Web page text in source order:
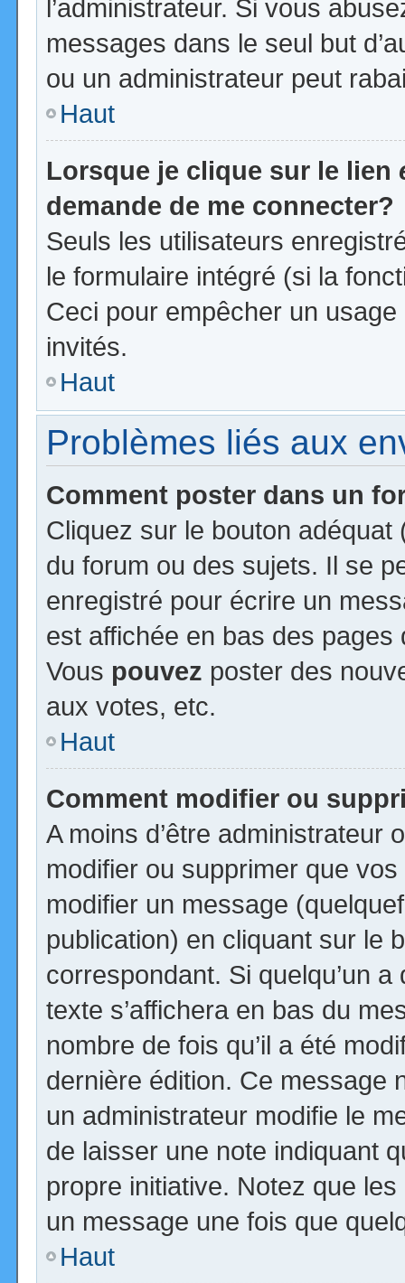
l’administrateur. Si vous
messages dans le seul but
ou un administrateur peut
Haut
Lorsque je clique sur le lien
demande de me connecter?
Seuls les utilisateurs
le formulaire intégré (si la
Ceci pour empêcher un
invités.
Haut
Problèmes liés aux
Comment poster dans un
Cliquez sur le bouton
du forum ou des sujets. Il se
enregistré pour écrire un
est affichée en bas des
Vous pouvez poster des
aux votes, etc.
Haut
Comment modifier ou
A moins d’être administrateur
modifier ou supprimer que
modifier un message
publication) en cliquant sur le
correspondant. Si quelqu’un
texte s’affichera en bas du
nombre de fois qu’il a été
dernière édition. Ce message
un administrateur modifie le
de laisser une note indiquant
propre initiative. Notez que
un message une fois que
Haut